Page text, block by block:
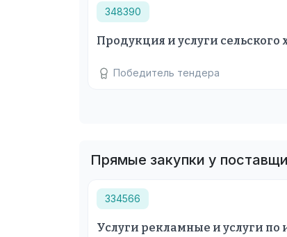
348390
Продукция и услуги сельского
Победитель тендера
Прямые закупки у
334566
Услуги рекламные и услуги